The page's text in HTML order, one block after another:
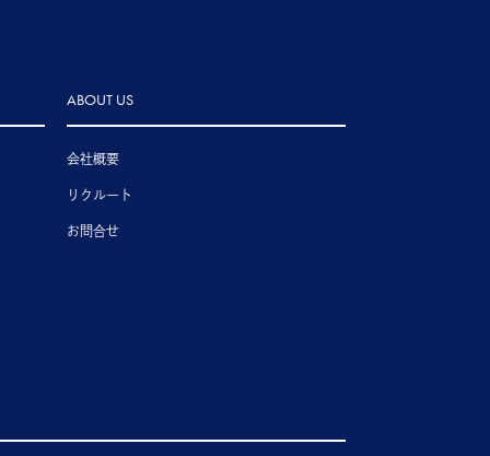
ABOUT US
会社概要
リクルート
お問合せ